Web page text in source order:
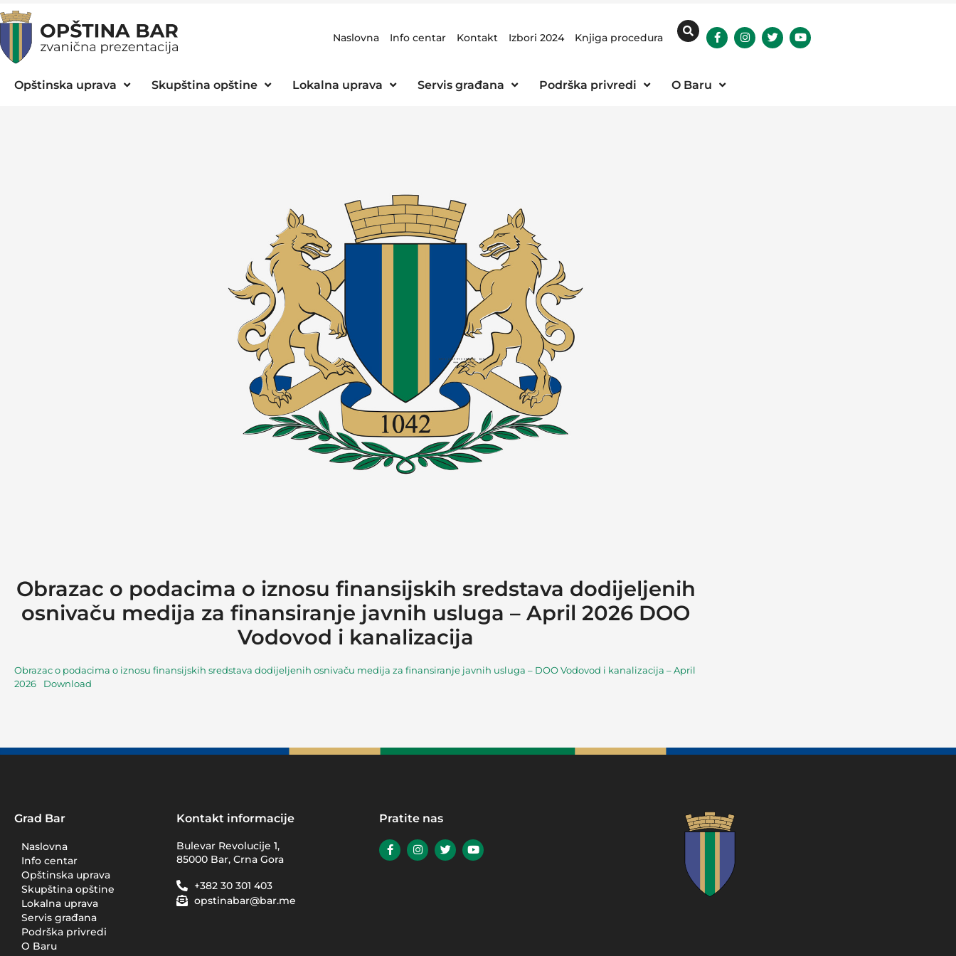
Naslovna Info centar Kontakt Izbori 2024 Knjiga procedura
Opštinska uprava Skupština opštine Lokalna uprava Servis građana Podrška privredi O Baru
Obrazac o podacima o iznosu finansijskih sredstava dodijeljenih
osnivaču medija za finansiranje javnih usluga – April 2026 DOO
Vodovod i kanalizacija
Obrazac o podacima o iznosu finansijskih sredstava dodijeljenih osnivaču medija za finansiranje javnih usluga – DOO Vodovod i kanalizacija – April
2026
Download
Grad Bar
Naslovna
Info centar
Opštinska uprava
Skupština opštine
Lokalna uprava
Servis građana
Podrška privredi
O Baru
Kontakt informacije
Bulevar Revolucije 1,
85000 Bar, Crna Gora
+382 30 301 403
opstinabar@bar.me
Pratite nas